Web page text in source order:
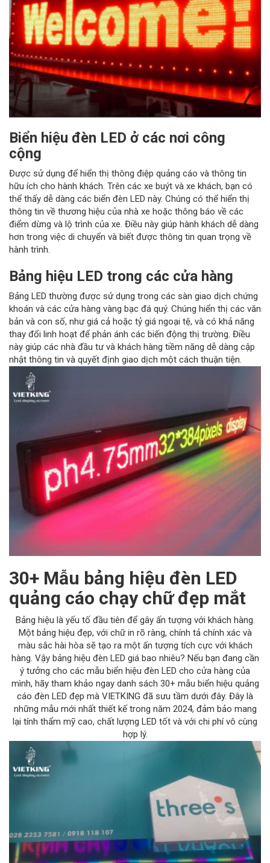
Biển hiệu đèn LED ở các nơi công
cộng
Được sử dụng để hiển thị thông điệp quảng cáo và thông tin
hữu ích cho hành khách. Trên các xe buýt và xe khách, bạn có
thể thấy dễ dàng các biển đèn LED này. Chúng có thể hiển thị
thông tin về thương hiệu của nhà xe hoặc thông báo về các
điểm dừng và lộ trình của xe. Điều này giúp hành khách dễ dàng
hơn trong việc di chuyển và biết được thông tin quan trọng về
hành trình.
Bảng hiệu LED trong các cửa hàng
Bảng LED thường được sử dụng trong các sàn giao dịch chứng
khoán và các cửa hàng vàng bạc đá quý. Chúng hiển thị các văn
bản và con số, như giá cả hoặc tỷ giá ngoại tệ, và có khả năng
thay đổi linh hoạt để phản ánh các biến động thị trường. Điều
này giúp các nhà đầu tư và khách hàng tiềm năng dễ dàng cập
nhật thông tin và quyết định giao dịch một cách thuận tiện.
30+ Mẫu bảng hiệu đèn LED
quảng cáo chạy chữ đẹp mắt
Bảng hiệu là yếu tố đầu tiên để gây ấn tượng với khách hàng.
Một bảng hiệu đẹp, với chữ in rõ ràng, chính tả chính xác và
màu sắc hài hòa sẽ tạo ra một ấn tượng tích cực với khách
hàng. Vậy bảng hiệu đèn LED giá bao nhiêu? Nếu bạn đang cần
ý tưởng cho các mẫu biển hiệu đèn LED cho cửa hàng của
mình, hãy tham khảo ngay danh sách 30+ mẫu biển hiệu quảng
cáo đèn LED đẹp mà VIETKING đã sưu tầm dưới đây. Đây là
những mẫu mới nhất thiết kế trong năm 2024, đảm bảo mang
lại tính thẩm mỹ cao, chất lượng LED tốt và với chi phí vô cùng
hợp lý.